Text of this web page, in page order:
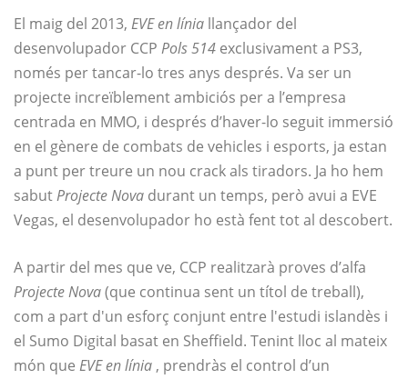
El maig del 2013, EVE en línia llançador del
desenvolupador CCP Pols 514 exclusivament a PS3,
només per tancar-lo tres anys després. Va ser un
projecte increïblement ambiciós per a l’empresa
centrada en MMO, i després d’haver-lo seguit immersió
en el gènere de combats de vehicles i esports, ja estan
a punt per treure un nou crack als tiradors. Ja ho hem
sabutProjecte Nova durant un temps, però avui a EVE
Vegas, el desenvolupador ho està fent tot al descobert.
A partir del mes que ve, CCP realitzarà proves d’alfa
Projecte Nova(que continua sent un títol de treball),
com a part d'un esforç conjunt entre l'estudi islandès i
el Sumo Digital basat en Sheffield. Tenint lloc al mateix
món que EVE en línia , prendràs el control d’un